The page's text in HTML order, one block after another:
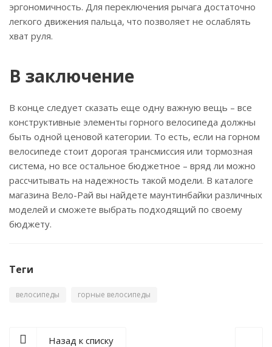
эргономичность. Для переключения рычага достаточно
легкого движения пальца, что позволяет не ослаблять
хват руля.
В заключение
В конце следует сказать еще одну важную вещь – все
конструктивные элементы горного велосипеда должны
быть одной ценовой категории. То есть, если на горном
велосипеде стоит дорогая трансмиссия или тормозная
система, но все остальное бюджетное – вряд ли можно
рассчитывать на надежность такой модели. В каталоге
магазина Вело-Рай вы найдете маунтинбайки различных
моделей и сможете выбрать подходящий по своему
бюджету.
Теги
велосипеды горные велосипеды
Назад к списку